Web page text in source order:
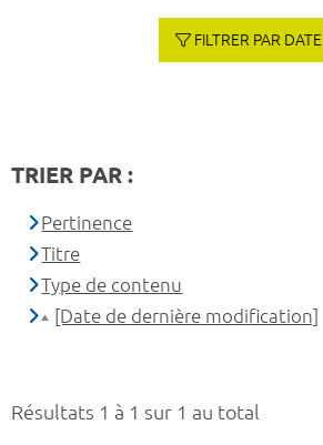
Résultats 1 à 1 sur 1 au total
FILTRER PAR DATE
TRIER PAR :
Pertinence
Titre
Type de contenu
[Date de dernière modification]